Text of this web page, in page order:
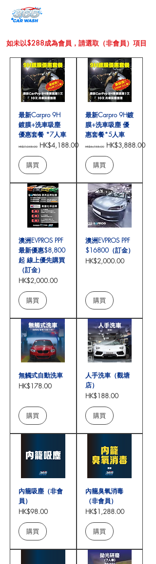
如未以$288成為會員，請選取（非會員）項目
最新Carpro 9H
鍍膜+洗車吸塵
優惠套餐 *7人車
一般價格
HK$7,048.00 促銷價格
HK$4,188.00
購買
最新Carpro 9H鍍
膜+洗車吸塵 優
惠套餐*5人車
一般價格
HK$6,748.00 促銷價格
HK$3,888.00
購買
澳洲EVPROS PPF
最新優惠$8,800
起 線上優先購買
（訂金）
價格
HK$2,000.00
購買
澳洲EVPROS PPF
$16800（訂金）
價格
HK$2,000.00
購買
無觸式自動洗車
價格
HK$178.00
購買
人手洗車（觀塘
店）
價格
HK$188.00
購買
內籠吸塵（非會
員）
價格
HK$98.00
購買
內籠臭氧消毒
（非會員）
價格
HK$1,288.00
購買